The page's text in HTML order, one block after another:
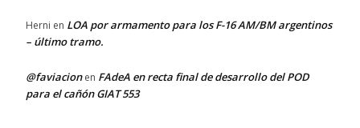
Herni en LOA por armamento para los F-16 AM/BM argentinos
– último tramo.
@faviacionen FAdeA en recta final de desarrollo del POD
para el cañón GIAT 553